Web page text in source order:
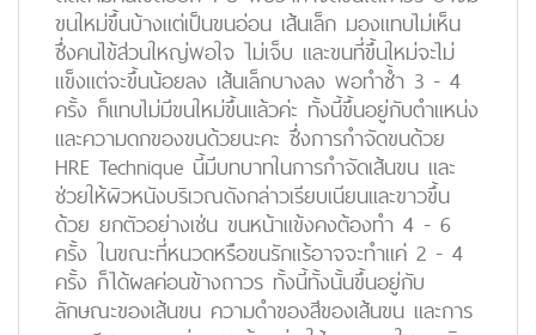
ขนใหม่ขึ้นบ้างแต่เป็นขนอ่อน เส้นเล็ก มองแทบไม่เห็น
ซึ่งคนไข้ส่วนใหญ่พอใจ ไม่เจ็บ และขนที่ขึ้นใหม่จะไม่
แข็งแต่จะขึ้นน้อยลง เส้นเล็กบางลง พอทำซ้ำ 3 - 4
ครั้ง ก็แทบไม่มีขนใหม่ขึ้นแล้วค่ะ ทั้งนี้ขึ้นอยู่กับตำแหน่ง
และความดกของขนด้วยนะคะ ซึ่งการกำจัดขนด้วย
HRE Technique นี้มีบทบาทในการกำจัดเส้นขน และ
ช่วยให้ผิวหนังบริเวณดังกล่าวเรียบเนียนและขาวขึ้น
ด้วย ยกตัวอย่างเช่น ขนหน้าแข้งคงต้องทำ 4 - 6
ครั้ง ในขณะที่หนวดหรือขนรักแร้อาจจะทำแค่ 2 - 4
ครั้ง ก็ได้ผลค่อนข้างถาวร ทั้งนี้ทั้งนั้นขึ้นอยู่กับ
ลักษณะของเส้นขน ความดำของสีของเส้นขน และการ